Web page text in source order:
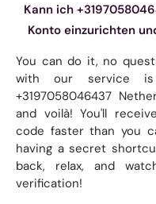
Kann ich
Konto einzurichten
You can do it, no
with our service
+3197058046437
and voilà! You'll
code faster than you
having a secret
back, relax, and
verification!